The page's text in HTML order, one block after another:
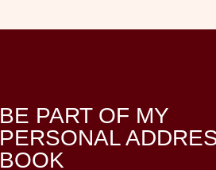
BE PART OF MY
PERSONAL
BOOK